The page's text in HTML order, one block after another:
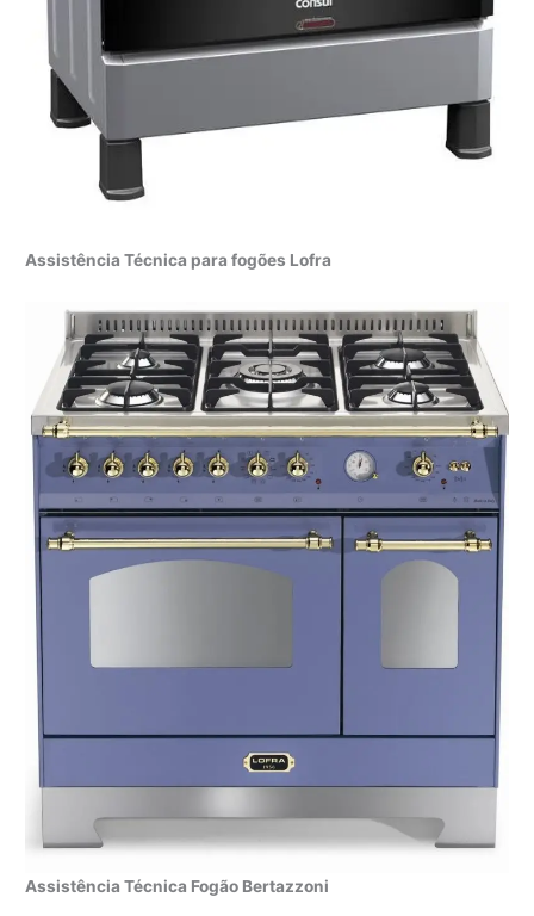
Assistência Técnica para fogões Lofra
Assistência Técnica Fogão Bertazzoni